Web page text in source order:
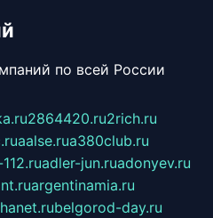
по всей России
2864420.ru2rich.ru
aalse.rua380club.ru
adler-jun.ruadonyev.ru
argentinamia.ru
belgorod-day.ru